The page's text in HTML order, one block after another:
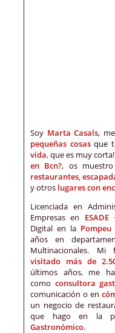
Soy Marta Casals,
pequeñas cosasque
vida,que es muy
en Bcn?, os
restaurantes,
y otros lugares con
Licenciada en
Empresas en ESADE
Digital en la Pompeu
años en
Multinacionales.
visitado más de
últimos años, me
como consultora
comunicación o en
un negocio de
que hago en la
Gastronómico.